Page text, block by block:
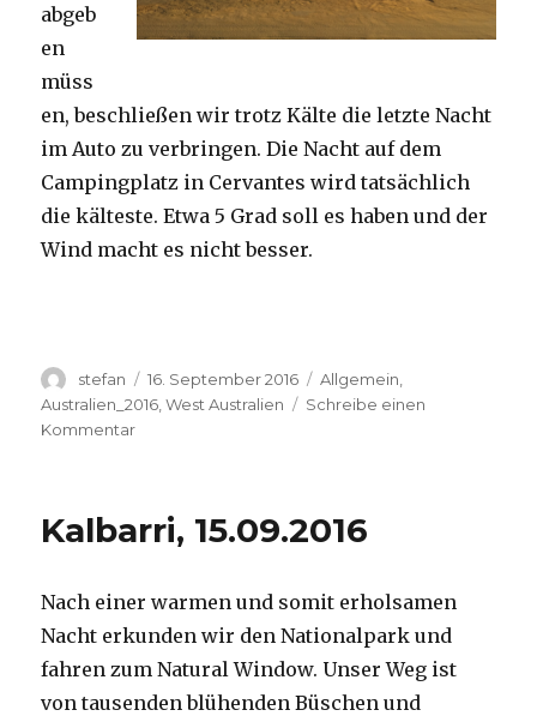
abgeb
en
müss
en, beschließen wir trotz Kälte die letzte Nacht
im Auto zu verbringen. Die Nacht auf dem
Campingplatz in Cervantes wird tatsächlich
die kälteste. Etwa 5 Grad soll es haben und der
Wind macht es nicht besser.
Autor
stefan
Veröffentlicht
am
16. September 2016 Kategorien
Allgemein
Australien_2016 ,West Australien
Schreibe einen
Kommentarzu
Kalbarri, 15.09.2016
Nach einer warmen und somit erholsamen
Nacht erkunden wir den Nationalpark und
fahren zum Natural Window. Unser Weg ist
von tausenden blühenden Büschen und